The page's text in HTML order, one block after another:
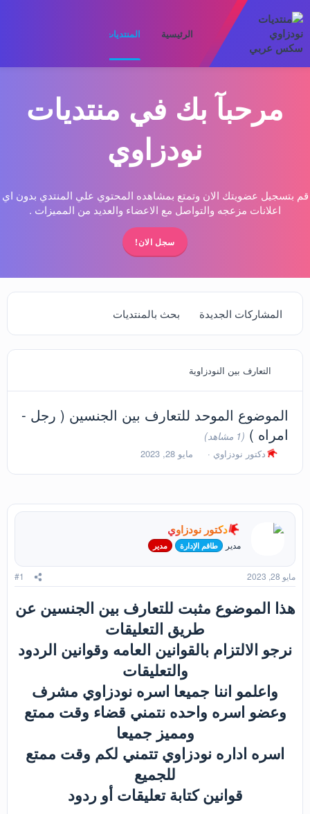
الرئيسية المنتديات
مرحبآ بك في منتديات
نودزاوي
قم بتسجيل عضويتك الان وتمتع بمشاهده المحتوي علي المنتدي بدون اي
اعلانات مزعجه والتواصل مع الاعضاء والعديد من المميزات .
سجل الان!
المشاركات الجديدة بحث بالمنتديات
التعارف بين النودزاوية
الموضوع الموحد للتعارف بين الجنسين ( رجل -
امراه ) (1 مشاهد)
ب
د
ا
ل
م
و
ع
دكتور نودزاوي
ت
ر
خ
ا
ل
ب
د
ء
مايو 28, 2023
دكتور نودزاوي
مدير طاقم الإدارة مدير
مايو 28, 2023 #1
هذا الموضوع مثبت للتعارف بين الجنسين عن
طريق التعليقات
نرجو الالتزام بالقوانين العامه وقوانين الردود
والتعليقات
واعلمو اننا جميعا اسره نودزاوي مشرف
وعضو اسره واحده نتمني قضاء وقت ممتع
ومميز جميعا
اسره اداره نودزاوي تتمني لكم وقت ممتع
للجميع
قوانين كتابة تعليقات أو ردود